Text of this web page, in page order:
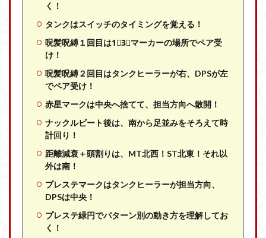
く！
タンクはスイッチのタイミングを覚える！
呪髪呪縛１回目は1⃣3⃣マーカーの場所でペア受
け！
呪髪呪縛２回目はタンクヒーラーが右、DPSが左
でペア受け！
赤星マークは中央へ捨てて、担当方向へ散開！
ナックルビート後は、南から足並みをそろえて時
計回り！
距離減衰＋頭割りは、MT北西！ST北東！それ以
外は南！
プレステマークはタンクヒーラーが担当方向、
DPSは中央！
プレステ緑円でパターン別の動き方を理解してお
く！